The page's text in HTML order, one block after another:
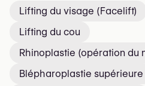
Lifting du visage (Facelift)
Lifting du cou
Rhinoplastie (opération du
Blépharoplastie supérieure